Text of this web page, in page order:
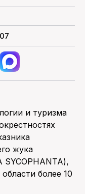
и туризма
жука
SYCOPHANTA),
более 10